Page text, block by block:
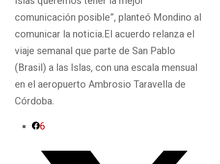
comunicación posible”, planteó Mondino al
comunicar la noticia.El acuerdo relanza el
viaje semanal que parte de San Pablo
(Brasil) a las Islas, con una escala mensual
en el aeropuerto Ambrosio Taravella de
Córdoba.
6